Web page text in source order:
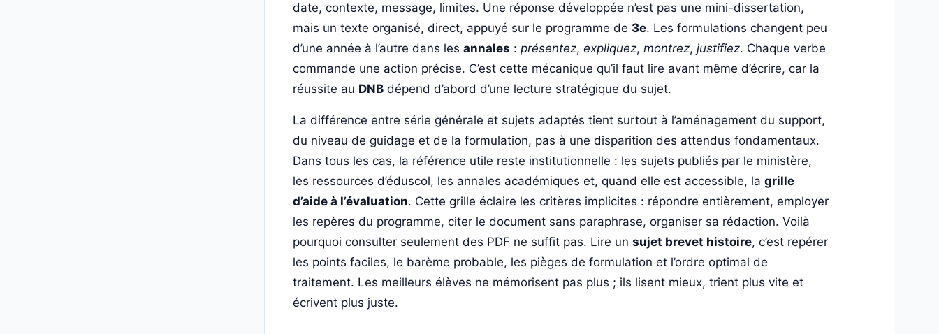
date, contexte, message, limites. Une réponse développée n’est pas une mini-dissertation,
mais un texte organisé, direct, appuyé sur le programme de 3e. Les formulations changent peu
d’une année à l’autre dans les annales : présentez, expliquez, montrez, justifiez. Chaque verbe
commande une action précise. C’est cette mécanique qu’il faut lire avant même d’écrire, car la
réussite au DNBdépend d’abord d’une lecture stratégique du sujet.
La différence entre série générale et sujets adaptés tient surtout à l’aménagement du support,
du niveau de guidage et de la formulation, pas à une disparition des attendus fondamentaux.
Dans tous les cas, la référence utile reste institutionnelle : les sujets publiés par le ministère,
les ressources d’éduscol, les annales académiques et, quand elle est accessible, la grille
d’aide à l’évaluation. Cette grille éclaire les critères implicites : répondre entièrement, employer
les repères du programme, citer le document sans paraphrase, organiser sa rédaction. Voilà
pourquoi consulter seulement des PDF ne suffit pas. Lire un sujet brevet histoire, c’est repérer
les points faciles, le barème probable, les pièges de formulation et l’ordre optimal de
traitement. Les meilleurs élèves ne mémorisent pas plus ; ils lisent mieux, trient plus vite et
écrivent plus juste.